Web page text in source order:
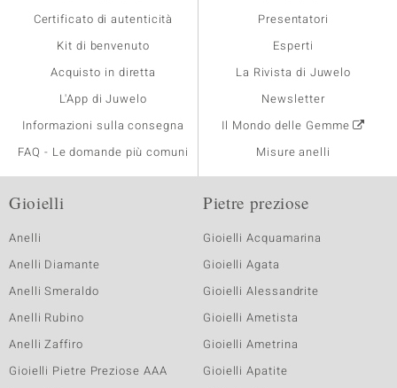
Certificato di autenticità
Kit di benvenuto
Acquisto in diretta
L'App di Juwelo
Informazioni sulla consegna
FAQ - Le domande più comuni
Presentatori
Esperti
La Rivista di Juwelo
Newsletter
Il Mondo delle Gemme
Misure anelli
Gioielli
Anelli
Anelli Diamante
Anelli Smeraldo
Anelli Rubino
Anelli Zaffiro
Gioielli Pietre Preziose AAA
Pietre preziose
Gioielli Acquamarina
Gioielli Agata
Gioielli Alessandrite
Gioielli Ametista
Gioielli Ametrina
Gioielli Apatite